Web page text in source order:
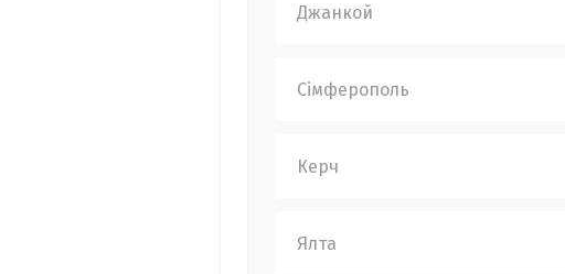
Джанкой
Сімферополь
Керч
Ялта